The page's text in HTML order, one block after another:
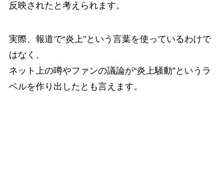
反映されたと考えられます。
実際、報道で“炎上”という言葉を使っているわけで
はなく、
ネット上の噂やファンの議論が“炎上騒動”というラ
ベルを作り出したとも言えます。